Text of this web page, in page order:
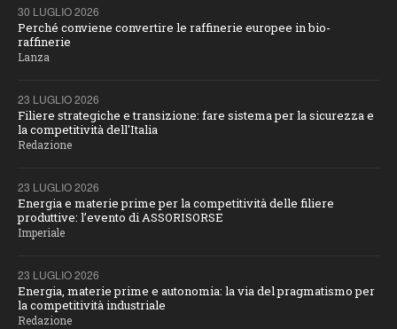
30 LUGLIO 2026
Perché conviene convertire le raffinerie europee in bio-
raffinerie
Lanza
23 LUGLIO 2026
Filiere strategiche e transizione: fare sistema per la sicurezza e
la competitività dell'Italia
Redazione
23 LUGLIO 2026
Energia e materie prime per la competitività delle filiere
produttive: l’evento di ASSORISORSE
Imperiale
23 LUGLIO 2026
Energia, materie prime e autonomia: la via del pragmatismo per
la competitività industriale
Redazione